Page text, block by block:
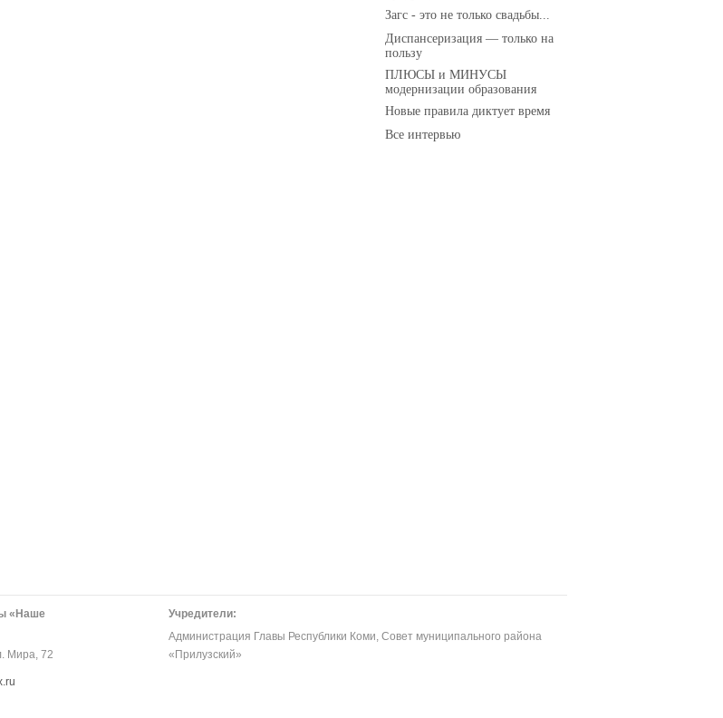
Загс - это не только свадьбы...
Диспансеризация — только на
пользу
ПЛЮСЫ и МИНУСЫ
модернизации образования
Новые правила диктует время
Все интервью
«Наше
Мира, 72
Учредители:
Администрация Главы Республики Коми, Совет муниципального района
«Прилузский»